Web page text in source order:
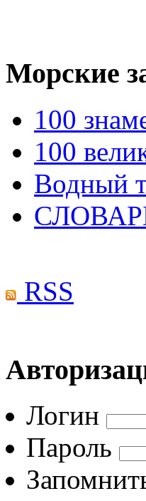
Морские
100
100
Водный
RSS
Логин
Пароль